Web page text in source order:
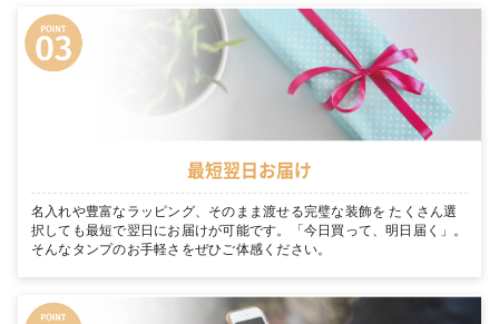
最短翌日お届け
名入れや豊富なラッピング、そのまま渡せる完璧な装飾を たくさん選
択しても最短で翌日にお届けが可能です。「今日買って、明日届く」。
そんなタンプのお手軽さをぜひご体感ください。